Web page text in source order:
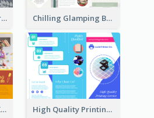
Yoga Healthy Life Brochure Chilling Glamping Brochure
Finding Talents Of Kids Brochure High Quality Printing Service Brochure